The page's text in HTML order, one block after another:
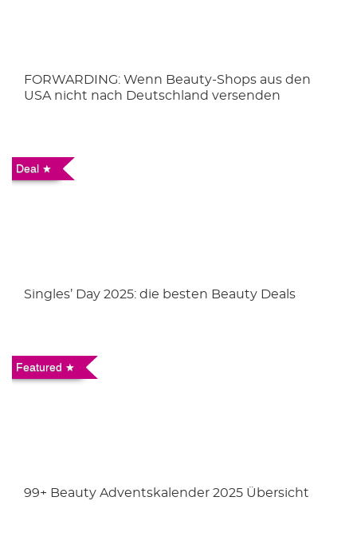
FORWARDING: Wenn Beauty-Shops aus den
USA nicht nach Deutschland versenden
Deal
Singles’ Day 2025: die besten Beauty Deals
Featured
99+ Beauty Adventskalender 2025 Übersicht